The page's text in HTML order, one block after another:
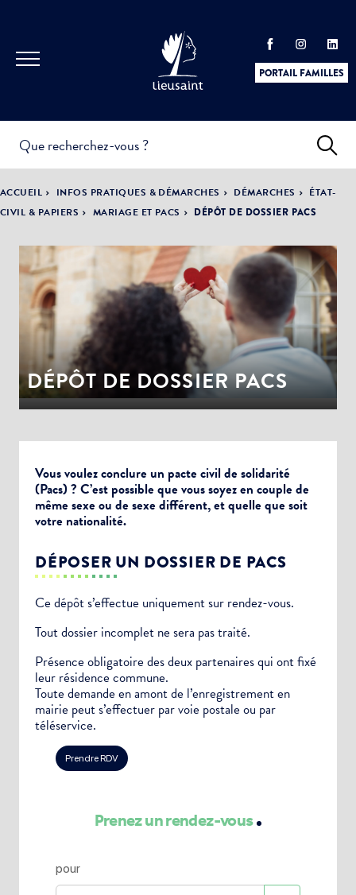
PORTAIL FAMILLES
PRATIQUES &
DÉMARCHES
ACTUALITÉS &
ÉVÈNEMENTS
LA VILLE
DÉMOCRATIE
PARTICIPATIVE
ACCUEIL INFOS PRATIQUES & DÉMARCHES DÉMARCHES
ÉTAT-
CIVIL & PAPIERS
MARIAGE ET PACS DÉPÔT DE DOSSIER PACS
DÉPÔT DE DOSSIER PACS
Vous voulez conclure un pacte civil de solidarité
(Pacs) ? C’est possible que vous soyez en couple de
même sexe ou de sexe différent, et quelle que soit
votre nationalité.
DÉPOSER UN DOSSIER DE PACS
Ce dépôt s’effectue uniquement sur rendez-vous.
Tout dossier incomplet ne sera pas traité.
Présence obligatoire des deux partenaires qui ont fixé
leur résidence commune.
Toute demande en amont de l’enregistrement en
mairie peut s’effectuer par voie postale ou par
téléservice.